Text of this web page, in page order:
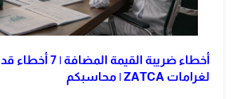
أخطاء ضريبة القيمة
لغرامات ZATCA | محاسبكم